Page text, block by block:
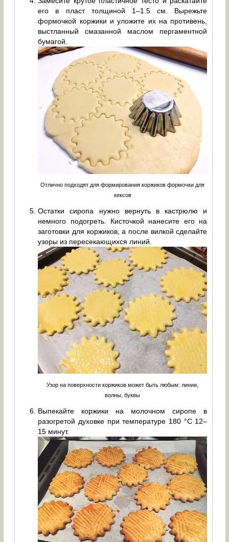
его в пласт толщиной 1–1.5 см. Вырежьте
формочкой коржики и уложите их на противень,
выстланный смазанной маслом пергаментной
бумагой.
Отлично подходят для формирования коржиков формочки для
кексов
Остатки сиропа нужно вернуть в кастрюлю и
немного подогреть. Кисточкой нанесите его на
заготовки для коржиков, а после вилкой сделайте
узоры из пересекающихся линий.
Узор на поверхности коржиков может быть любым: линии,
волны, буквы
Выпекайте коржики на молочном сиропе в
разогретой духовке при температуре 180 °С 12–
15 минут.